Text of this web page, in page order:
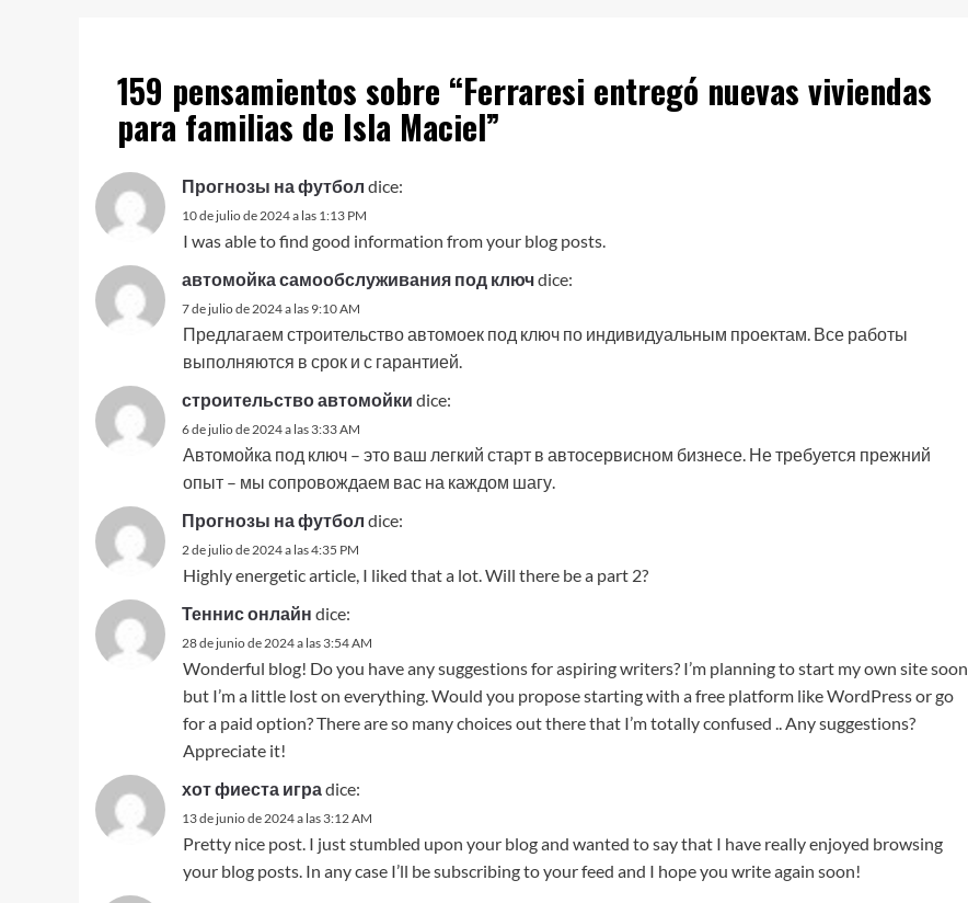
159 pensamientos sobre “Ferraresi entregó nuevas viviendas
para familias de Isla Maciel”
Прогнозы на футбол dice:
10 de julio de 2024 a las 1:13 PM
I was able to find good information from your blog posts.
автомойка самообслуживания под ключdice:
7 de julio de 2024 a las 9:10 AM
Предлагаем строительство автомоек под ключ по индивидуальным проектам. Все работы
выполняются в срок и с гарантией.
строительство автомойки dice:
6 de julio de 2024 a las 3:33 AM
Автомойка под ключ – это ваш легкий старт в автосервисном бизнесе. Не требуется прежний
опыт – мы сопровождаем вас на каждом шагу.
Прогнозы на футбол dice:
2 de julio de 2024 a las 4:35 PM
Highly energetic article, I liked that a lot. Will there be a part 2?
Теннис онлайн dice:
28 de junio de 2024 a las 3:54 AM
Wonderful blog! Do you have any suggestions for aspiring writers? I’m planning to start my own site soon
but I’m a little lost on everything. Would you propose starting with a free platform like WordPress or go
for a paid option? There are so many choices out there that I’m totally confused .. Any suggestions?
Appreciate it!
хот фиеста играdice:
13 de junio de 2024 a las 3:12 AM
Pretty nice post. I just stumbled upon your blog and wanted to say that I have really enjoyed browsing
your blog posts. In any case I’ll be subscribing to your feed and I hope you write again soon!